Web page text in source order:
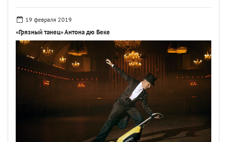
19 февраля 2019
«Грязный танец» Антона дю Беке